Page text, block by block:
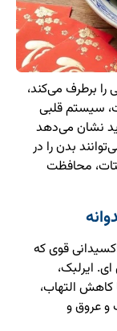
برطرف می‌کند،
سیستم قلبی
نشان می‌دهد
بدن را در
محافظت
قوی که
ایرلبک،
کاهش التهاب،
و عروق و